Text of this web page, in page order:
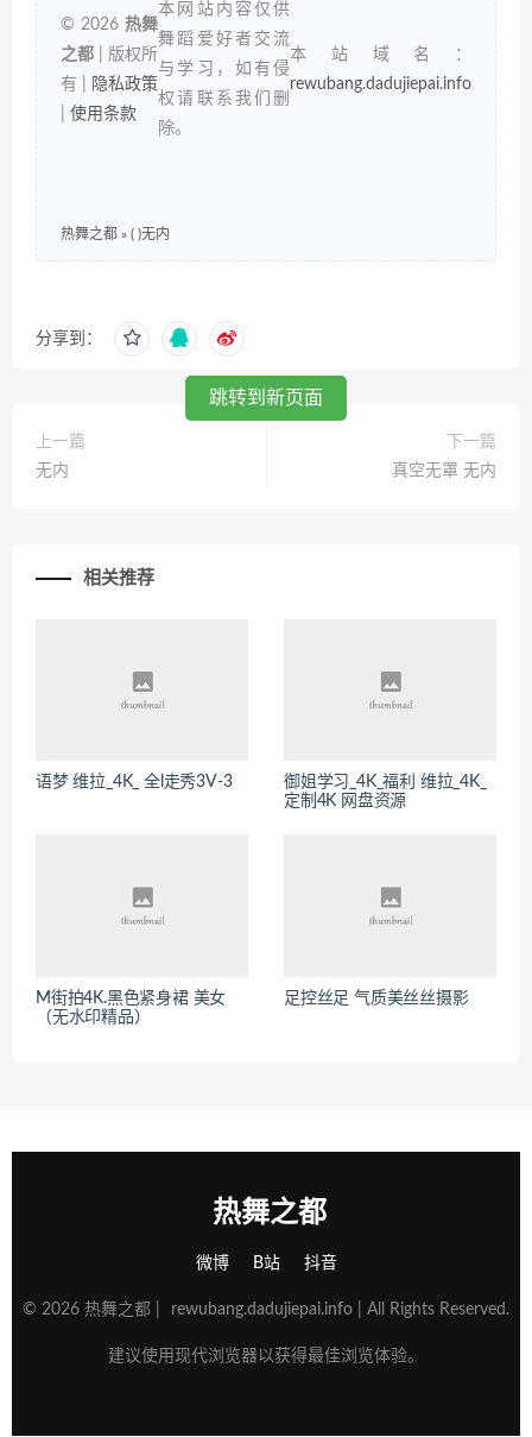
© 2026 热舞
之都 | 版权所
有 |
隐私政策
使用条款
本网站内容仅供
舞蹈爱好者交流
与学习，如有侵
权请联系我们删
除。
本站域名：
rewubang.dadujiepai.info
热舞之都 » ( )无内
分享到：
上一篇
无内
下一篇
真空无罩 无内
相关推荐
语梦 维拉_4K_ 全l走秀3V-3
御姐学习_4K_福利 维拉_4K_
定制4K 网盘资源
M街拍4K.黑色紧身裙 美女
（无水印精品）
足控丝足 气质美丝丝摄影
热舞之都
微博 B站 抖音
© 2026 热舞之都 | rewubang.dadujiepai.info | All Rights Reserved.
建议使用现代浏览器以获得最佳浏览体验。
跳转到新页面